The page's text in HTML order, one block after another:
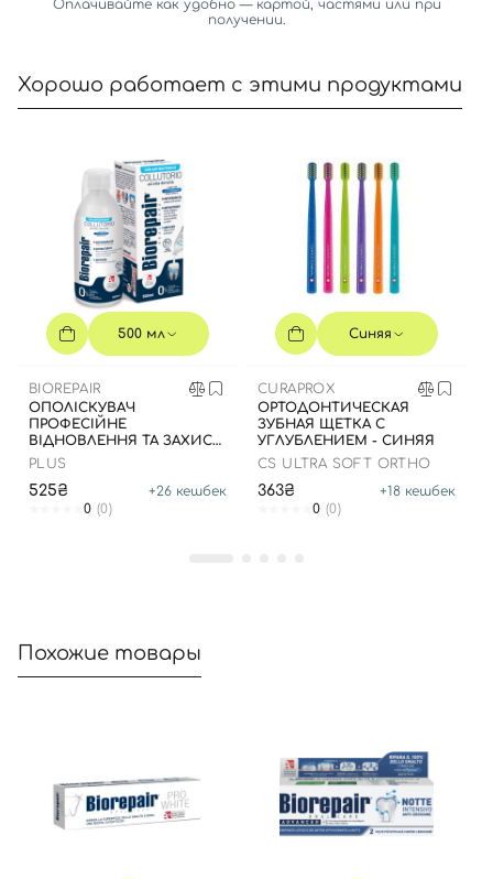
Оплачивайте как удобно — картой, частями или при
получении.
Хорошо работает с этими продуктами
500 мл
BIOREPAIR
ОПОЛІСКУВАЧ
ПРОФЕСІЙНЕ
ВІДНОВЛЕННЯ ТА ЗАХИСТ,
500 МЛ
PLUS
525₴ +26 кешбек
0 (0)
Синяя
CURAPROX
ОРТОДОНТИЧЕСКАЯ
ЗУБНАЯ ЩЕТКА С
УГЛУБЛЕНИЕМ - СИНЯЯ
CS ULTRA SOFT ORTHO
363₴ +18 кешбек
0 (0)
Похожие товары
Вход Регистрация
Номер телефона
Отправляя форму для авторизации/регистрации, вы
принимаете условияПользовательские соглашения